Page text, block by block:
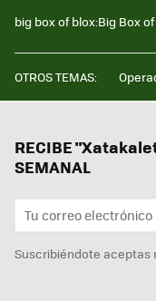
big box of blox:Big Box
OTROS TEMAS:
RECIBE
SEMANAL
Suscribiéndote aceptas